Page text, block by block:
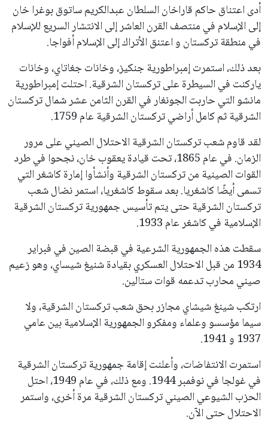
أدى اعتناق حاكم قاراخان السلطان عبدالكريم ساتوق بوغرا خان
إلى الإسلام في منتصف القرن العاشر إلى الانتشار السريع للإسلام
في منطقة تركستان و اعتنق الأتراك إلى الإسلام أفواجا.
بعد ذلك، استمرت إمبراطورية جنكيز، وخانات جغاتاي، وخانات
ياركنت في السيطرة على تركستان الشرقية. احتلت إمبراطورية
مانشو التي حاربت الجونغار في القرن الثامن عشر شمال تركستان
الشرقية ثم كامل أراضي تركستان الشرقية عام 1759.
لقد قاوم شعب تركستان الشرقية الاحتلال الصيني على مرور
الزمان. في عام 1865، تحت قيادة يعقوب خان، نجحوا في طرد
القوات الصينية من تركستان الشرقية وأنشأوا إمارة كاشغر التي
تسمى أيضًا كاشغريا. بعد سقوط كاشغريا، استمر نضال شعب
تركستان الشرقية حتى يتم تأسيس جمهورية تركستان الشرقية
الإسلامية في كاشغر عام 1933.
سقطت هذه الجمهورية الشرعية في قبضة الصين في فبراير
1934 من قبل الاحتلال العسكري بقيادة شنيغ شيساي، وهو زعيم
صيني محارب تدعمه قوات ستالين.
ارتكب شينغ شيشاي مجازر بحق شعب تركستان الشرقية، ولا
سيما مؤسسو وعلماء ومفكرو الجمهورية الإسلامية بين عامي
1937 و 1941.
استمرت الانتفاضات، وأعلنت إقامة جمهورية تركستان الشرقية
في غولجا في نوفمبر 1944. ومع ذلك، في عام 1949، احتل
الحزب الشيوعي الصيني تركستان الشرقية مرة أخرى، واستمر
الاحتلال حتى الآن.